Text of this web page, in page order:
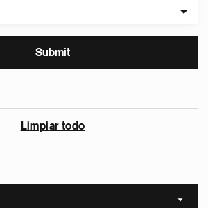
Limpiar todo
Sort